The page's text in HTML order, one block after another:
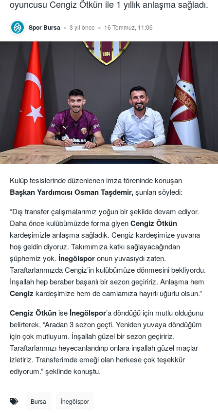
oyuncusu Cengiz Ötkün ile 1 yıllık anlaşma sağladı.
Spor Bursa 3 yıl önce 16 Temmuz, 11:06
Kulüp tesislerinde düzenlenen imza töreninde konuşan
Başkan Yardımcısı Osman Taşdemir,şunları söyledi:
“Dış transfer çalışmalarımız yoğun bir şekilde devam ediyor.
Daha önce kulübümüzde forma giyenCengiz Ötkün
kardeşimizle anlaşma sağladık. Cengiz kardeşimize yuvana
hoş geldin diyoruz. Takımımıza katkı sağlayacağından
şüphemiz yok. İnegölsporonun yuvasıydı zaten.
Taraftarlarımızda Cengiz’in kulübümüze dönmesini bekliyordu.
İnşallah hep beraber başarılı bir sezon geçiririz. Anlaşma hem
Cengiz kardeşimize hem de camiamıza hayırlı uğurlu olsun.”
Cengiz Ötkünise İnegölspor’a döndüğü için mutlu olduğunu
belirterek, “Aradan 3 sezon geçti. Yeniden yuvaya döndüğüm
için çok mutluyum. İnşallah güzel bir sezon geçiririz.
Taraftarlarımızı heyecanlandırıp onlara inşallah güzel maçlar
izletiriz. Transferimde emeği olan herkese çok teşekkür
ediyorum.” şeklinde konuştu.
Bursa İnegölspor